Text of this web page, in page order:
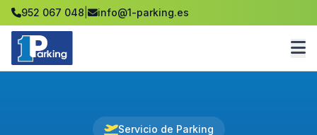
952 067 048 info@1-parking.es
Servicio de Parking